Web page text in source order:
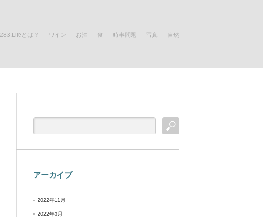
283.Lifeとは？ ワイン お酒 食 時事問題 写真 自然
アーカイブ
2022年11月
2022年3月